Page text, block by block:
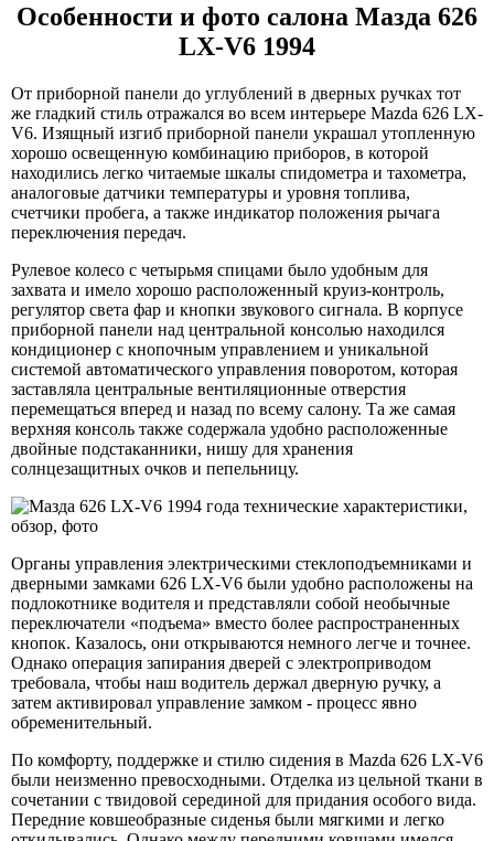
Особенности и фото салона Мазда 626
LX-V6 1994
От приборной панели до углублений в дверных ручках тот
же гладкий стиль отражался во всем интерьере Mazda 626 LX-
V6. Изящный изгиб приборной панели украшал утопленную
хорошо освещенную комбинацию приборов, в которой
находились легко читаемые шкалы спидометра и тахометра,
аналоговые датчики температуры и уровня топлива,
счетчики пробега, а также индикатор положения рычага
переключения передач.
Рулевое колесо с четырьмя спицами было удобным для
захвата и имело хорошо расположенный круиз-контроль,
регулятор света фар и кнопки звукового сигнала. В корпусе
приборной панели над центральной консолью находился
кондиционер с кнопочным управлением и уникальной
системой автоматического управления поворотом, которая
заставляла центральные вентиляционные отверстия
перемещаться вперед и назад по всему салону. Та же самая
верхняя консоль также содержала удобно расположенные
двойные подстаканники, нишу для хранения
солнцезащитных очков и пепельницу.
Органы управления электрическими стеклоподъемниками и
дверными замками 626 LX-V6 были удобно расположены на
подлокотнике водителя и представляли собой необычные
переключатели «подъема» вместо более распространенных
кнопок. Казалось, они открываются немного легче и точнее.
Однако операция запирания дверей с электроприводом
требовала, чтобы наш водитель держал дверную ручку, а
затем активировал управление замком - процесс явно
обременительный.
По комфорту, поддержке и стилю сидения в Mazda 626 LX-V6
были неизменно превосходными. Отделка из цельной ткани в
сочетании с твидовой серединой для придания особого вида.
Передние ковшеобразные сиденья были мягкими и легко